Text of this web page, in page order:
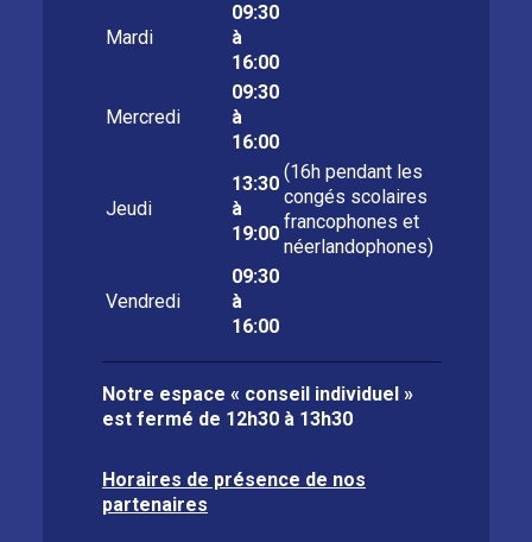
Mardi
09:30
à
16:00
Mercredi
09:30
à
16:00
Jeudi
13:30
à
19:00
(16h pendant les
congés scolaires
francophones et
néerlandophones)
Vendredi
09:30
à
16:00
Notre espace « conseil individuel »
est fermé de 12h30 à 13h30
Horaires de présence de nos
partenaires